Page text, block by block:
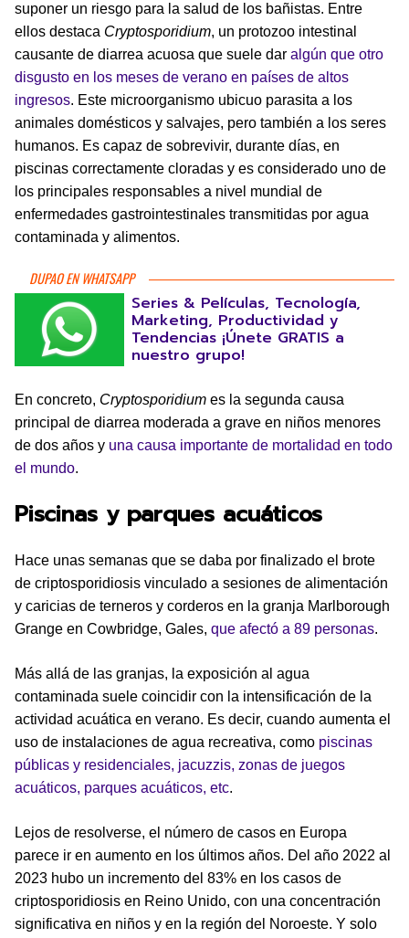
suponer un riesgo para la salud de los bañistas. Entre
ellos destaca Cryptosporidium, un protozoo intestinal
causante de diarrea acuosa que suele dar algún que otro
disgusto en los meses de verano en países de altos
ingresos. Este microorganismo ubicuo parasita a los
animales domésticos y salvajes, pero también a los seres
humanos. Es capaz de sobrevivir, durante días, en
piscinas correctamente cloradas y es considerado uno de
los principales responsables a nivel mundial de
enfermedades gastrointestinales transmitidas por agua
contaminada y alimentos.
DUPAO EN WHATSAPP
Series & Películas, Tecnología,
Marketing, Productividad y
Tendencias ¡Únete GRATIS a
nuestro grupo!
En concreto, Cryptosporidium es la segunda causa
principal de diarrea moderada a grave en niños menores
de dos años y una causa importante de mortalidad en todo
el mundo.
Piscinas y parques acuáticos
Hace unas semanas que se daba por finalizado el brote
de criptosporidiosis vinculado a sesiones de alimentación
y caricias de terneros y corderos en la granja Marlborough
Grange en Cowbridge, Gales, que afectó a 89 personas.
Más allá de las granjas, la exposición al agua
contaminada suele coincidir con la intensificación de la
actividad acuática en verano. Es decir, cuando aumenta el
uso de instalaciones de agua recreativa, como piscinas
públicas y residenciales, jacuzzis, zonas de juegos
acuáticos, parques acuáticos, etc.
Lejos de resolverse, el número de casos en Europa
parece ir en aumento en los últimos años. Del año 2022 al
2023 hubo un incremento del 83% en los casos de
criptosporidiosis en Reino Unido, con una concentración
significativa en niños y en la región del Noroeste. Y solo